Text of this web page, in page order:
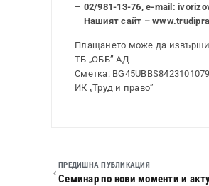
– 02/981-13-76, e-mail:
– Нашият сайт –
Плащането може да
ТБ „ОББ” АД
Сметка:
ИК „Труд и право”
ПРЕДИШНА ПУБЛИКАЦИЯ